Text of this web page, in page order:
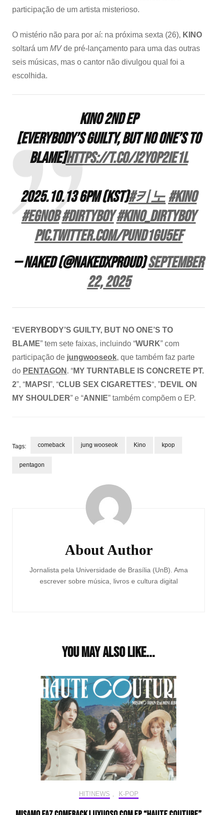
participação de um artista misterioso.
O mistério não para por aí: na próxima sexta (26), KINO
soltará um MVde pré-lançamento para uma das outras
seis músicas, mas o cantor não divulgou qual foi a
escolhida.
KINO 2ND EP
[EVERYBODY’S GUILTY, BUT NO ONE’S TO
BLAME]https://t.co/J2Yop2ie1L
2025.10.13 6PM (KST)#키노#KINO
#EGNOB#DIRTYBOY#KINO_DIRTYBOY
pic.twitter.com/PUND1gU5Ef
— NAKED (@nakedxproud)September
22, 2025
“EVERYBODY’S GUILTY, BUT NO ONE’S TO
BLAME” tem sete faixas, incluindo “WURK” com
participação de jungwooseok, que também faz parte
do PENTAGON . “MY TURNTABLE IS CONCRETE PT.
2”, “MAPSI ”, “CLUB SEX CIGARETTES“, ”DEVIL ON
MY SHOULDER” e “ANNIE” também compõem o EP.
Tags: comeback jung wooseok Kino kpop
pentagon
About Author
Jornalista pela Universidade de Brasília (UnB). Ama
escrever sobre música, livros e cultura digital
You may also like...
HIT!NEWS , K-POP